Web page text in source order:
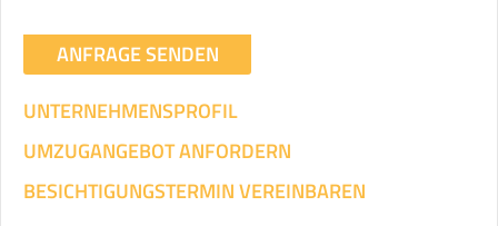
ANFRAGE SENDEN
UNTERNEHMENSPROFIL
UMZUGANGEBOT ANFORDERN
BESICHTIGUNGSTERMIN VEREINBAREN